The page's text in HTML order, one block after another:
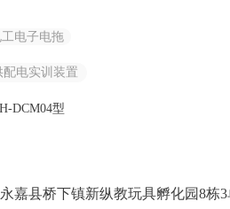
工电子电拖
配电实训装置
DCM04型
嘉县桥下镇新纵教玩具孵化园8栋3